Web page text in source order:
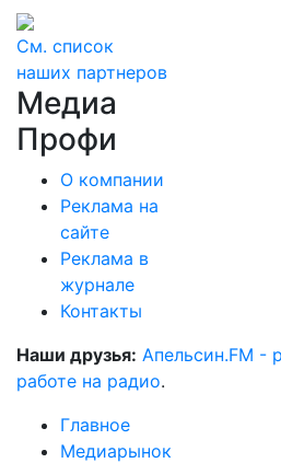
См. список
наших партнеров
Медиа
Профи
О компании
Реклама на
сайте
Реклама в
журнале
Контакты
Наши друзья: Апельсин.FM -
работе на радио.
Главное
Медиарынок